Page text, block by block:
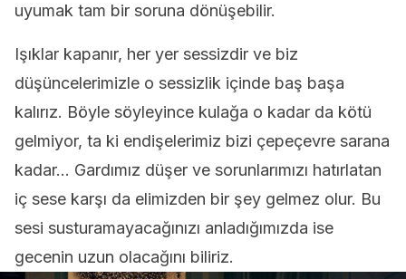
uyumak tam bir soruna dönüşebilir.
Işıklar kapanır, her yer sessizdir ve biz
düşüncelerimizle o sessizlik içinde baş başa
kalırız. Böyle söyleyince kulağa o kadar da kötü
gelmiyor, ta ki endişelerimiz bizi çepeçevre sarana
kadar… Gardımız düşer ve sorunlarımızı hatırlatan
iç sese karşı da elimizden bir şey gelmez olur. Bu
sesi susturamayacağınızı anladığımızda ise
gecenin uzun olacağını biliriz.